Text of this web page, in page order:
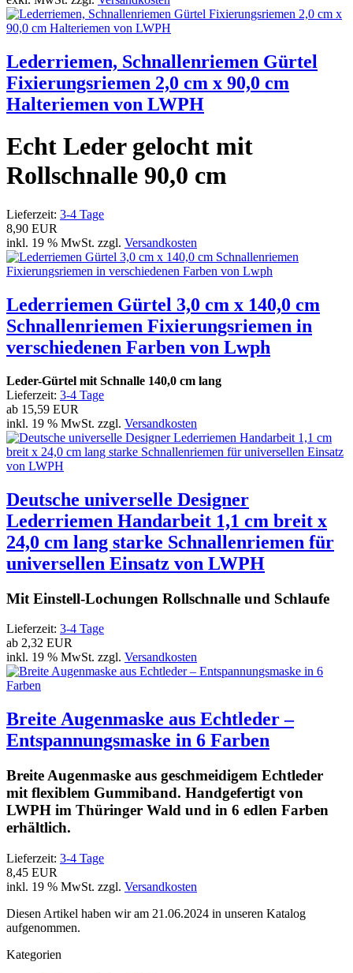
Lederriemen, Schnallenriemen Gürtel
Fixierungsriemen 2,0 cm x 90,0 cm
Halteriemen von LWPH
Echt Leder gelocht mit
Rollschnalle 90,0 cm
Lieferzeit: 3-4 Tage
8,90 EUR
inkl. 19 % MwSt. zzgl. Versandkosten
Lederriemen Gürtel 3,0 cm x 140,0 cm
Schnallenriemen Fixierungsriemen in
verschiedenen Farben von Lwph
Leder-Gürtel mit Schnalle 140,0 cm lang
Lieferzeit: 3-4 Tage
ab 15,59 EUR
inkl. 19 % MwSt. zzgl. Versandkosten
Deutsche universelle Designer
Lederriemen Handarbeit 1,1 cm breit x
24,0 cm lang starke Schnallenriemen für
universellen Einsatz von LWPH
Mit Einstell-Lochungen Rollschnalle und Schlaufe
Lieferzeit: 3-4 Tage
ab 2,32 EUR
inkl. 19 % MwSt. zzgl. Versandkosten
Breite Augenmaske aus Echtleder –
Entspannungsmaske in 6 Farben
Breite Augenmaske aus geschmeidigem Echtleder
mit flexiblem Gummiband. Handgefertigt von
LWPH im Thüringer Wald und in 6 edlen Farben
erhältlich.
Lieferzeit: 3-4 Tage
8,45 EUR
inkl. 19 % MwSt. zzgl. Versandkosten
Diesen Artikel haben wir am 21.06.2024 in unseren Katalog
aufgenommen.
Kategorien